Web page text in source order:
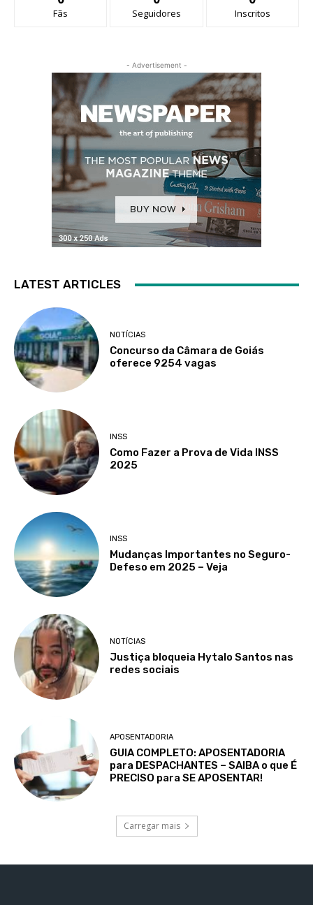
Fãs Seguidores Inscritos
- Advertisement -
LATEST ARTICLES
NOTÍCIAS
Concurso da Câmara de Goiás
oferece 9254 vagas
INSS
Como Fazer a Prova de Vida INSS
2025
INSS
Mudanças Importantes no Seguro-
Defeso em 2025 – Veja
NOTÍCIAS
Justiça bloqueia Hytalo Santos nas
redes sociais
APOSENTADORIA
GUIA COMPLETO: APOSENTADORIA
para DESPACHANTES – SAIBA o que É
PRECISO para SE APOSENTAR!
Carregar mais